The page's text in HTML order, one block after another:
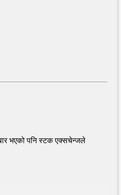
भएको पनि स्टक एक्सचेन्जले